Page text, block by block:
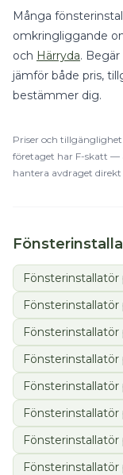
Många
omkringliggande
och Härryda.
jämför både pris,
bestämmer dig.
Priser och
företaget har F-skatt —
hantera avdraget
Fönsterinstallatör
Fönsterinstallatör
Fönsterinstallatör
Fönsterinstallatör
Fönsterinstallatör
Fönsterinstallatör
Fönsterinstallatör
Fönsterinstallatör